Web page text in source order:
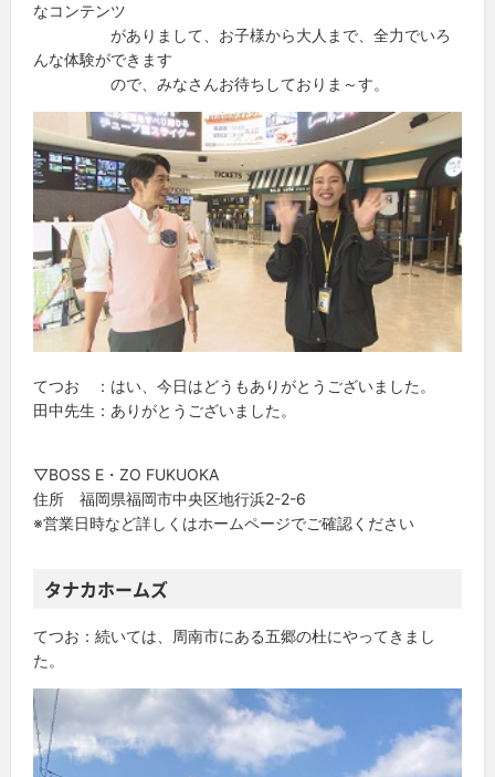
なコンテンツ
がありまして、お子様から大人まで、全力でいろ
んな体験ができます
ので、みなさんお待ちしておりま～す。
てつお ：はい、今日はどうもありがとうございました。
田中先生：ありがとうございました。
▽BOSS E・ZO FUKUOKA
住所 福岡県福岡市中央区地行浜2-2-6
※営業日時など詳しくはホームページでご確認ください
タナカホームズ
てつお：続いては、周南市にある五郷の杜にやってきまし
た。